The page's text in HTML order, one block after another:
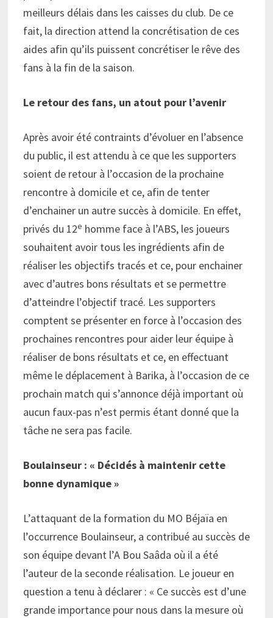
meilleurs délais dans les caisses du club. De ce
fait, la direction attend la concrétisation de ces
aides afin qu’ils puissent concrétiser le rêve des
fans à la fin de la saison.
Le retour des fans, un atout pour l’avenir
Après avoir été contraints d’évoluer en l’absence
du public, il est attendu à ce que les supporters
soient de retour à l’occasion de la prochaine
rencontre à domicile et ce, afin de tenter
d’enchainer un autre succès à domicile. En effet,
privés du 12e homme face à l’ABS, les joueurs
souhaitent avoir tous les ingrédients afin de
réaliser les objectifs tracés et ce, pour enchainer
avec d’autres bons résultats et se permettre
d’atteindre l’objectif tracé. Les supporters
comptent se présenter en force à l’occasion des
prochaines rencontres pour aider leur équipe à
réaliser de bons résultats et ce, en effectuant
même le déplacement à Barika, à l’occasion de ce
prochain match qui s’annonce déjà important où
aucun faux-pas n’est permis étant donné que la
tâche ne sera pas facile.
Boulainseur : « Décidés à maintenir cette
bonne dynamique »
L’attaquant de la formation du MO Béjaïa en
l’occurrence Boulainseur, a contribué au succès de
son équipe devant l’A Bou Saâda où il a été
l’auteur de la seconde réalisation. Le joueur en
question a tenu à déclarer : « Ce succès est d’une
grande importance pour nous dans la mesure où